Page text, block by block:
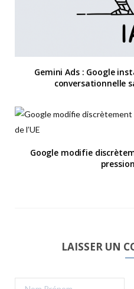
Gemini Ads : Google
conversationnelle
Google modifie
LAISSER UN